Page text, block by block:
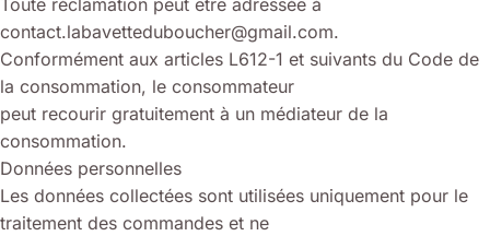
Toute réclamation peut être adressée à
contact.labavetteduboucher@gmail.com.
Conformément aux articles L612-1 et suivants du Code de
la consommation, le consommateur
peut recourir gratuitement à un médiateur de la
consommation.
Données personnelles
Les données collectées sont utilisées uniquement pour le
traitement des commandes et ne